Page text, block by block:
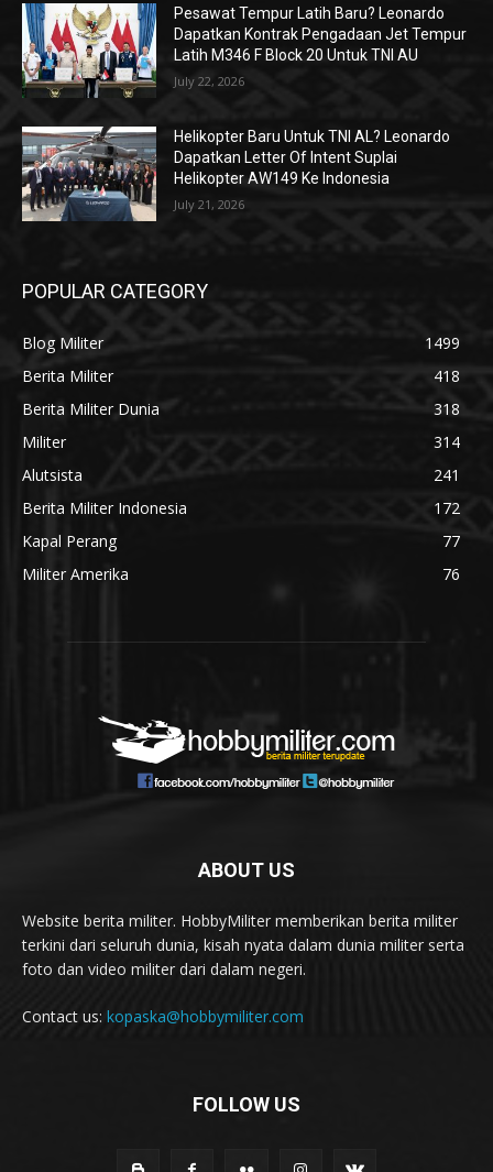
Pesawat Tempur Latih Baru? Leonardo
Dapatkan Kontrak Pengadaan Jet Tempur
Latih M346 F Block 20 Untuk TNI AU
July 22, 2026
Helikopter Baru Untuk TNI AL? Leonardo
Dapatkan Letter Of Intent Suplai
Helikopter AW149 Ke Indonesia
July 21, 2026
POPULAR CATEGORY
Blog Militer
1499
Berita Militer
418
Berita Militer Dunia
318
Militer
314
Alutsista
241
Berita Militer Indonesia
172
Kapal Perang
77
Militer Amerika
76
ABOUT US
Website berita militer. HobbyMiliter memberikan berita militer
terkini dari seluruh dunia, kisah nyata dalam dunia militer serta
foto dan video militer dari dalam negeri.
Contact us: kopaska@hobbymiliter.com
FOLLOW US